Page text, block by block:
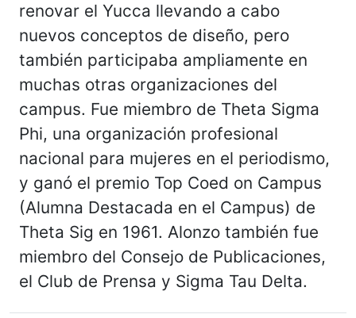
renovar el Yucca llevando a cabo
nuevos conceptos de diseño, pero
también participaba ampliamente en
muchas otras organizaciones del
campus. Fue miembro de Theta Sigma
Phi, una organización profesional
nacional para mujeres en el periodismo,
y ganó el premio Top Coed on Campus
(Alumna Destacada en el Campus) de
Theta Sig en 1961. Alonzo también fue
miembro del Consejo de Publicaciones,
el Club de Prensa y Sigma Tau Delta.